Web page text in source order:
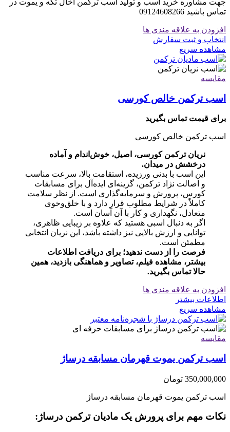
تماس باشید 09124608266
افزودن به علاقه مندی ها
انتخاب و ثبت سفارش
مشاهده سریع
مقایسه
اسب ترکمن خالص کورسی
برای قیمت تماس بگیرید
اسب ترکمن خالص کورسی
نریان ترکمن کورسی، اصیل، خوش‌اندام و آماده
درخشش در میدان.
این اسب با بدنی ورزیده، استقامت بالا، سرعت مناسب
و اصالت نژاد ترکمن، گزینه‌ای ایده‌آل برای مسابقات
کورس، پرورش و سرمایه‌گذاری است. از نظر سلامت
کاملاً در شرایط مطلوب قرار دارد و با خلق‌وخوی
متعادل، نگهداری و کار با آن آسان است.
اگر به دنبال اسبی هستید که علاوه بر زیبایی ظاهری،
توانایی و ارزش بالایی نیز داشته باشد، این نریان انتخابی
مطمئن است.
فرصت را از دست ندهید؛ برای دریافت اطلاعات
بیشتر، مشاهده فیلم، تصاویر و هماهنگی بازدید، همین
حالا تماس بگیرید.
افزودن به علاقه مندی ها
اطلاعات بیشتر
مشاهده سریع
مقایسه
اسب ترکمن یموت قهرمان مسابقه درساژ
350,000,000 تومان
اسب ترکمن یموت قهرمان مسابقه درساژ
نکات مهم برای پرورش یک مادیان ترکمن درساژ: